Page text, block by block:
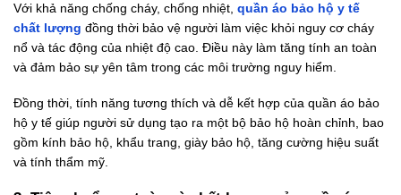
Với khả năng chống cháy, chống nhiệt, quần áo bảo hộ y tế
chất lượng đồng thời bảo vệ người làm việc khỏi nguy cơ cháy
nổ và tác động của nhiệt độ cao. Điều này làm tăng tính an toàn
và đảm bảo sự yên tâm trong các môi trường nguy hiểm.
Đồng thời, tính năng tương thích và dễ kết hợp của quần áo bảo
hộ y tế giúp người sử dụng tạo ra một bộ bảo hộ hoàn chỉnh, bao
gồm kính bảo hộ, khẩu trang, giày bảo hộ, tăng cường hiệu suất
và tính thẩm mỹ.